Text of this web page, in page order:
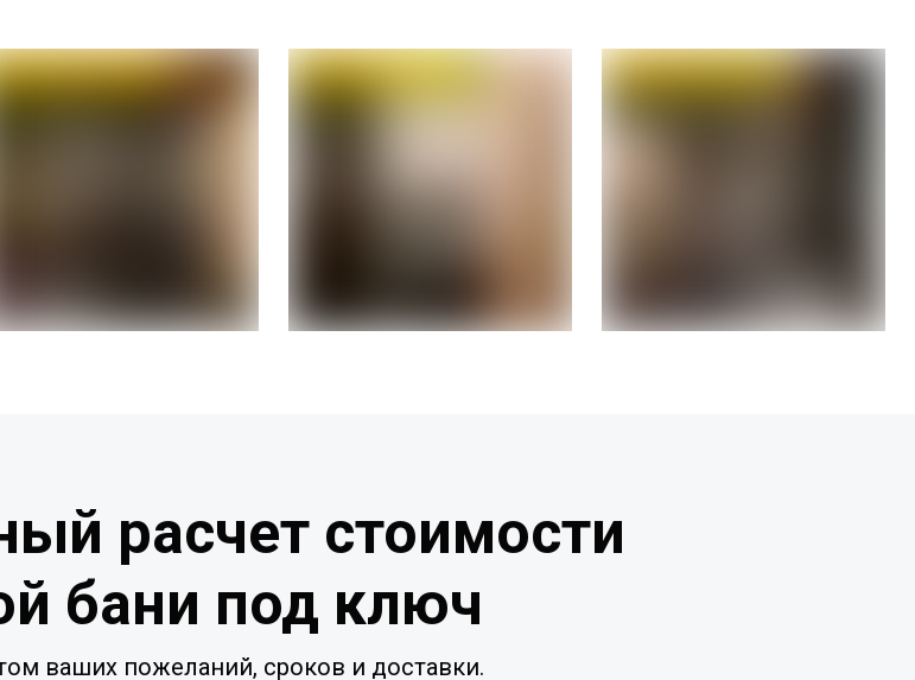
ваших пожеланий, сроков и доставки.
расчет стоимости
бани под ключ